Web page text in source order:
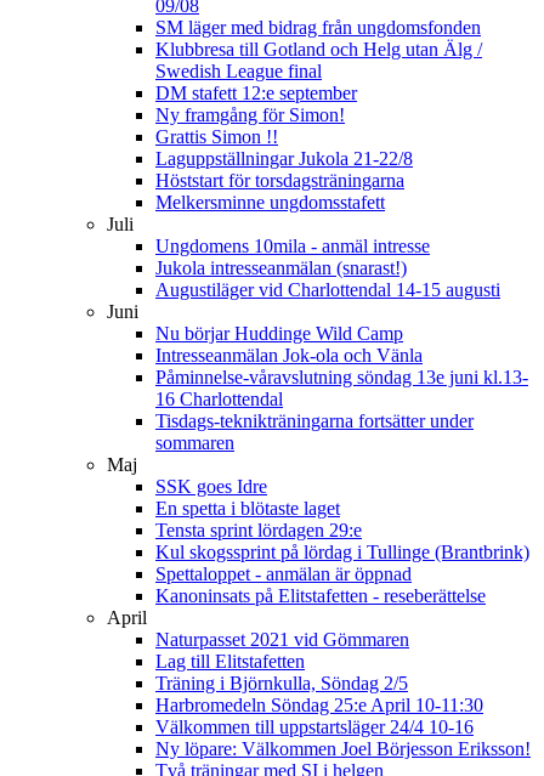
09/08
SM läger med bidrag från ungdomsfonden
Klubbresa till Gotland och Helg utan Älg /
Swedish League final
DM stafett 12:e september
Ny framgång för Simon!
Grattis Simon !!
Laguppställningar Jukola 21-22/8
Höststart för torsdagsträningarna
Melkersminne ungdomsstafett
Juli
Ungdomens 10mila - anmäl intresse
Jukola intresseanmälan (snarast!)
Augustiläger vid Charlottendal 14-15 augusti
Juni
Nu börjar Huddinge Wild Camp
Intresseanmälan Jok-ola och Vänla
Påminnelse-våravslutning söndag 13e juni kl.13-
16 Charlottendal
Tisdags-teknikträningarna fortsätter under
sommaren
Maj
SSK goes Idre
En spetta i blötaste laget
Tensta sprint lördagen 29:e
Kul skogssprint på lördag i Tullinge (Brantbrink)
Spettaloppet - anmälan är öppnad
Kanoninsats på Elitstafetten - reseberättelse
April
Naturpasset 2021 vid Gömmaren
Lag till Elitstafetten
Träning i Björnkulla, Söndag 2/5
Harbromedeln Söndag 25:e April 10-11:30
Välkommen till uppstartsläger 24/4 10-16
Ny löpare: Välkommen Joel Börjesson Eriksson!
Två träningar med SI i helgen